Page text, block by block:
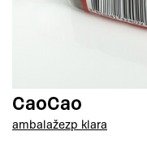
CaoCao
ambalažezp klara